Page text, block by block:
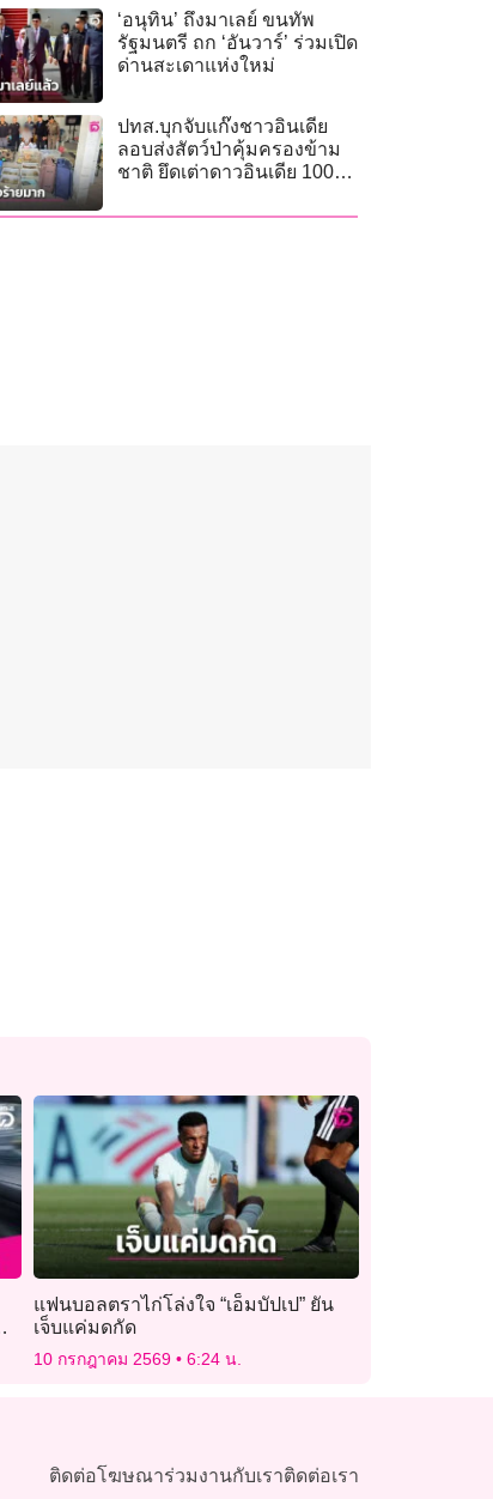
​‘อนุทิน’ ถึงมาเลย์ ขนทัพ
รัฐมนตรี ถก ‘อันวาร์’ ร่วมเปิด
ด่านสะเดาแห่งใหม่
ปทส.บุกจับแก๊งชาวอินเดีย
ลอบส่งสัตว์ป่าคุ้มครองข้าม
ชาติ ยึดเต่าดาวอินเดีย 100
เครือข่าย
แฟนบอลตราไก่โล่งใจ “เอ็มบัปเป” ยัน
เจ็บแค่มดกัด
10 กรกฎาคม 2569 6:24 น.
ติดต่อโฆษณาร่วมงานกับเราติดต่อเรา